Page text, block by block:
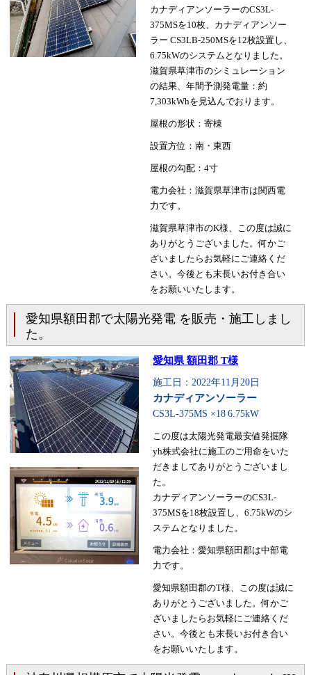
カナディアンソーラーのCS3L-
375MSを10枚、カナディアンソー
ラー CS3LB-250MSを12枚設置し、
6.75kWのシステムとなりました。
滋賀県草津市のシミュレーション
の結果、年間予測発電量：約
7,303kWhを見込んでおります。
屋根の形状：寄棟
設置方位：南・東西
屋根の勾配：4寸
電力会社：滋賀県草津市は関西電
力です。
滋賀県草津市のK様、この度は誠に
ありがとうございました。何かご
ざいましたらお気軽にご連絡くだ
さい。今後とも末長いお付き合い
をお願いいたします。
愛知県額田郡で太陽光発電 を販売・施工しまし
た。
愛知県 額田郡 T様
施工日：2022年11月20日
カナディアンソーラー
CS3L-375MS ×18 6.75kW
この度は太陽光発電最安値発掘隊
yh株式会社に施工のご用命をいた
だきましてありがとうございまし
た。
カナディアンソーラーのCS3L-
375MSを18枚設置し、6.75kWのシ
ステムとなりました。
電力会社：愛知県額田郡は中部電
力です。
愛知県額田郡のT様、この度は誠に
ありがとうございました。何かご
ざいましたらお気軽にご連絡くだ
さい。今後とも末長いお付き合い
をお願いいたします。